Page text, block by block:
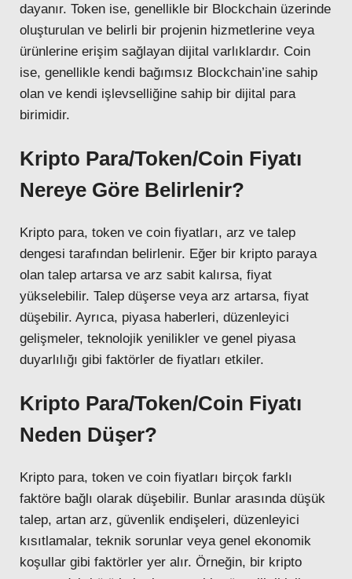
dayanır. Token ise, genellikle bir Blockchain üzerinde
oluşturulan ve belirli bir projenin hizmetlerine veya
ürünlerine erişim sağlayan dijital varlıklardır. Coin
ise, genellikle kendi bağımsız Blockchain’ine sahip
olan ve kendi işlevselliğine sahip bir dijital para
birimidir.
Kripto Para/Token/Coin Fiyatı
Nereye Göre Belirlenir?
Kripto para, token ve coin fiyatları, arz ve talep
dengesi tarafından belirlenir. Eğer bir kripto paraya
olan talep artarsa ve arz sabit kalırsa, fiyat
yükselebilir. Talep düşerse veya arz artarsa, fiyat
düşebilir. Ayrıca, piyasa haberleri, düzenleyici
gelişmeler, teknolojik yenilikler ve genel piyasa
duyarlılığı gibi faktörler de fiyatları etkiler.
Kripto Para/Token/Coin Fiyatı
Neden Düşer?
Kripto para, token ve coin fiyatları birçok farklı
faktöre bağlı olarak düşebilir. Bunlar arasında düşük
talep, artan arz, güvenlik endişeleri, düzenleyici
kısıtlamalar, teknik sorunlar veya genel ekonomik
koşullar gibi faktörler yer alır. Örneğin, bir kripto